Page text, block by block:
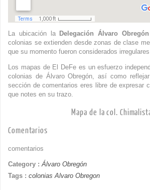
La ubicación la Delegación Álvaro Obregón
colonias se extienden desde zonas de clase
que su momento fueron considerados
Los mapas de El DeFe es un esfuerzo
colonias de Álvaro Obregón, así como
sección de comentarios eres libre de expresar
que notes en su trazo.
Mapa de la col.
Comentarios
comentarios
Category : Álvaro Obregón
Tags : colonias Alvaro Obregon